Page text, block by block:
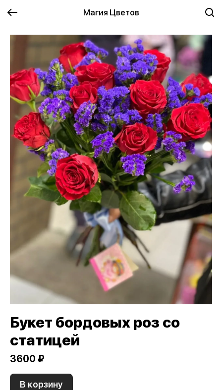
Магия Цветов
Букет бордовых роз со
статицей
3600 ₽
В корзину